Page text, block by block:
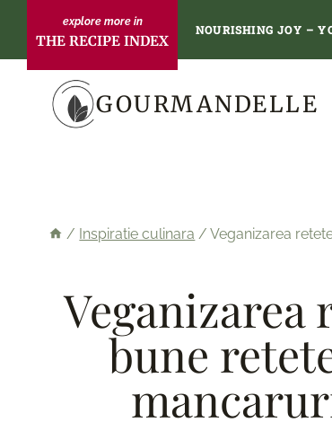
content
THE RECIPE INDEX
NOURISHING JOY –
GOURMANDELLE
/ Inspiratie culinara / Veganizarea
Veganizarea
bune